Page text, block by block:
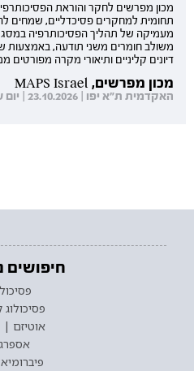
תחומית למחקרים פסיכדליים, שמחים
מעמיקה של תהליך הפסיכותרפיה
משולב חומרים משני תודעה, באמצעות
דיונים קליניים ותיאורי מקרה מפורטים
מכון מפרשים, MAPS Israel
האקדמית ת"א יפו | 23.10.2026 | יום שישי | 08:30-14:00
חיפושים
פסיכולוג
אוטיזם | ASD